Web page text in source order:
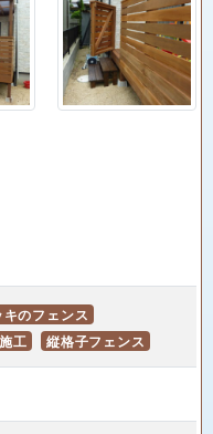
のフェンス
工
縦格子フェンス